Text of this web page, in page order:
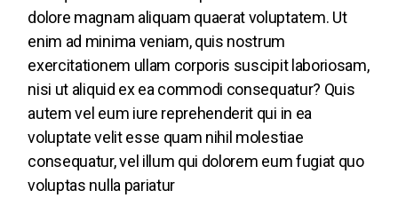
dolore magnam aliquam quaerat voluptatem. Ut
enim ad minima veniam, quis nostrum
exercitationem ullam corporis suscipit laboriosam,
nisi ut aliquid ex ea commodi consequatur? Quis
autem vel eum iure reprehenderit qui in ea
voluptate velit esse quam nihil molestiae
consequatur, vel illum qui dolorem eum fugiat quo
voluptas nulla pariatur